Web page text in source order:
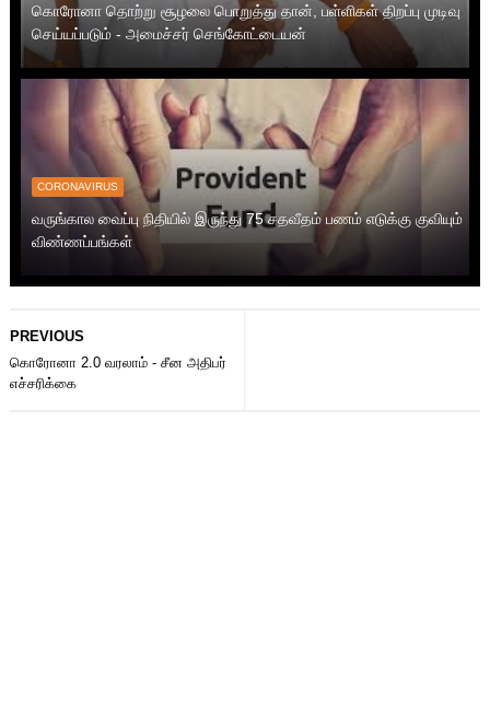
கொரோனா தொற்று சூழலை பொறுத்து தான், பள்ளிகள் திறப்பு முடிவு
செய்யப்படும் - அமைச்சர் செங்கோட்டையன்
CORONAVIRUS
வருங்கால வைப்பு நிதியில் இருந்து 75 சதவீதம் பணம் எடுக்கு குவியும்
விண்ணப்பங்கள்
PREVIOUS
கொரோனா 2.0 வரலாம் - சீன அதிபர்
எச்சரிக்கை